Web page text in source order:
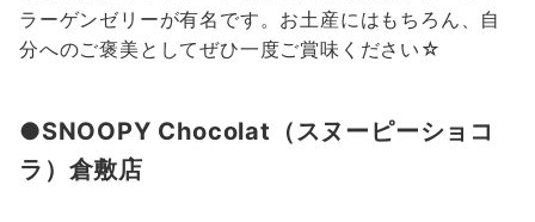
ラーゲンゼリーが有名です。お土産にはもちろん、自
分へのご褒美としてぜひ一度ご賞味ください☆
●SNOOPY Chocolat（スヌーピーショコ
ラ）倉敷店